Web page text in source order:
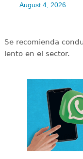
August 4, 2026
Se recomienda
lento en el sector.